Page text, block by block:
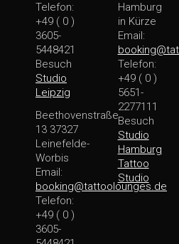
Telefon:
+49 ( 0 )
3605-
5448421
Besuch
Studio
Leipzig
Beethovenstraße
13 37327
Leinefelde-
Worbis
Email:
booking@tattoolounges.de
Telefon:
+49 ( 0 )
3605-
Hamburg
in Kürze
Email:
Telefon:
+49 ( 0 )
5651-
2277111
Besuch
Studio
Hamburg
Tattoo
Studio